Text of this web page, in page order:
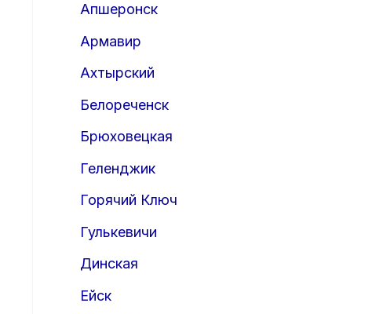
Апшеронск
Армавир
Ахтырский
Белореченск
Брюховецкая
Геленджик
Горячий Ключ
Гулькевичи
Динская
Ейск